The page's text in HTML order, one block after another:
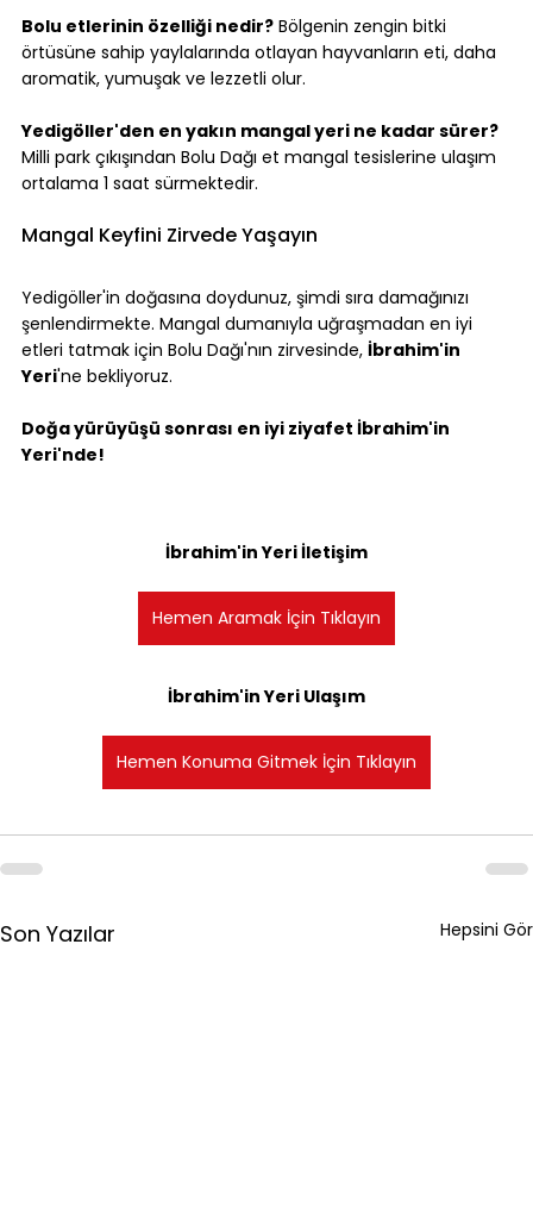
Bolu etlerinin özelliği nedir? Bölgenin zengin bitki
örtüsüne sahip yaylalarında otlayan hayvanların eti, daha
aromatik, yumuşak ve lezzetli olur.
Yedigöller'den en yakın mangal yeri ne kadar sürer?
Milli park çıkışından Bolu Dağı et mangal tesislerine ulaşım
ortalama 1 saat sürmektedir.
Mangal Keyfini Zirvede Yaşayın
Yedigöller'in doğasına doydunuz, şimdi sıra damağınızı
şenlendirmekte. Mangal dumanıyla uğraşmadan en iyi
etleri tatmak için Bolu Dağı'nın zirvesinde, İbrahim'in
Yeri'ne bekliyoruz.
Doğa yürüyüşü sonrası en iyi ziyafet İbrahim'in
Yeri'nde!
İbrahim'in Yeri İletişim
Hemen Aramak İçin Tıklayın
İbrahim'in Yeri Ulaşım
Hemen Konuma Gitmek İçin Tıklayın
Son Yazılar Hepsini Gör